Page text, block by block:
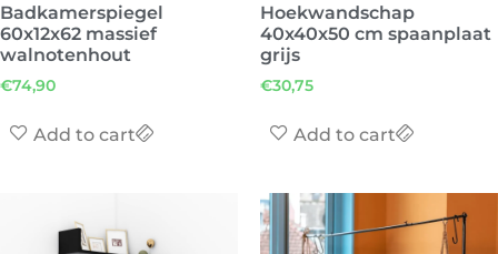
Badkamerspiegel
60x12x62 massief
walnotenhout
€74,90
Add to cart
Hoekwandschap
40x40x50 cm spaanplaat
grijs
€30,75
Add to cart